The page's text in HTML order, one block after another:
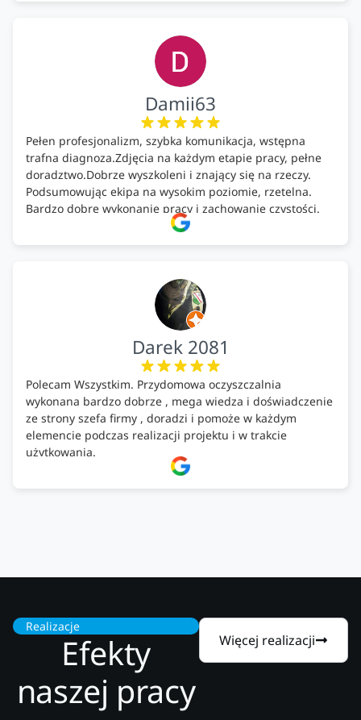
Damii63
Pełen profesjonalizm, szybka komunikacja, wstępna
trafna diagnoza.Zdjęcia na każdym etapie pracy, pełne
doradztwo.Dobrze wyszkoleni i znający się na rzeczy.
Podsumowując ekipa na wysokim poziomie, rzetelna.
Bardzo dobre wykonanie pracy i zachowanie czystości.
Darek 2081
Polecam Wszystkim. Przydomowa oczyszczalnia
wykonana bardzo dobrze , mega wiedza i doświadczenie
ze strony szefa firmy , doradzi i pomoże w każdym
elemencie podczas realizacji projektu i w trakcie
użytkowania.
Firma godna zaufania. Tak trzymać!
Realizacje
Efekty
naszej pracy
Więcej realizacji